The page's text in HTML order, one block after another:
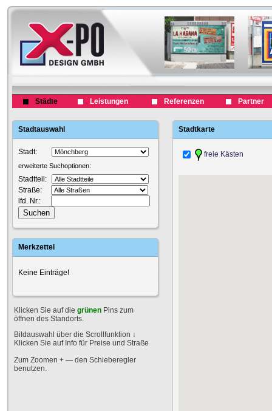
Städte Leistungen Referenzen Partner
Stadtauswahl
Stadt:
erweiterte Suchoptionen:
Stadtteil:
Straße:
lfd. Nr.:
Merkzettel
Keine Einträge!
Klicken Sie auf die grünen Pins zum
öffnen des Standorts.
Bildauswahl über die Scrollfunktion ↓
Klicken Sie auf Info für Preise und Straße
Zum Zoomen + — den Schieberegler
benutzen.
Stadtkarte
freie Kästen